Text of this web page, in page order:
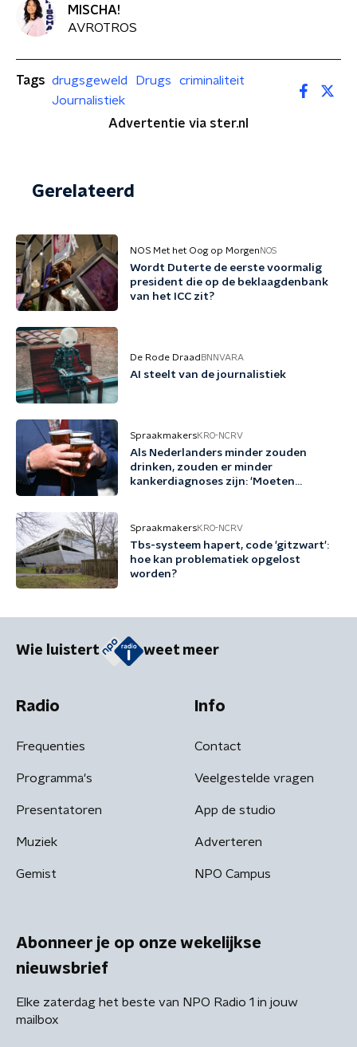
MISCHA!
AVROTROS
Tags drugsgeweld Drugs
criminaliteit
Journalistiek
Advertentie via ster.nl
Gerelateerd
NOS Met het Oog op Morgen NOS
Wordt Duterte de eerste voormalig
president die op de beklaagdenbank
van het ICC zit?
De Rode Draad BNNVARA
AI steelt van de journalistiek
SpraakmakersKRO-NCRV
Als Nederlanders minder zouden
drinken, zouden er minder
kankerdiagnoses zijn: 'Moeten
SpraakmakersKRO-NCRV
Tbs-systeem hapert, code 'gitzwart':
hoe kan problematiek opgelost
worden?
Wie luistert weet meer
Radio
Frequenties
Programma's
Presentatoren
Muziek
Gemist
Info
Contact
Veelgestelde vragen
App de studio
Adverteren
NPO Campus
Abonneer je op onze wekelijkse
nieuwsbrief
Elke zaterdag het beste van NPO Radio 1 in jouw
mailbox